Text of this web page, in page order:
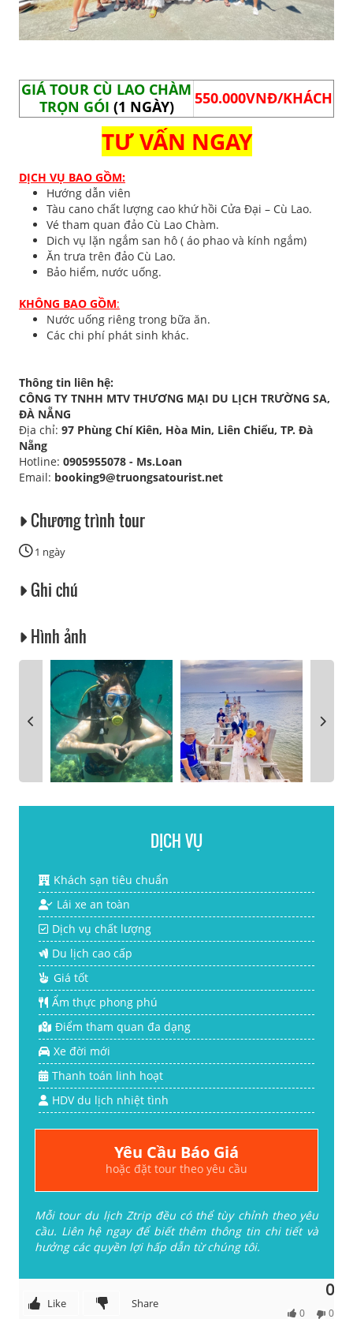
GIÁ TOUR CÙ LAO CHÀM
TRỌN GÓI (1 NGÀY) 550.000VNĐ/KHÁCH
TƯ VẤN NGAY
DỊCH VỤ BAO GỒM:
Hướng dẫn viên
Tàu cano chất lượng cao khứ hồi Cửa Đại – Cù Lao.
Vé tham quan đảo Cù Lao Chàm.
Dich vụ lặn ngắm san hô ( áo phao và kính ngắm)
Ăn trưa trên đảo Cù Lao.
Bảo hiểm, nước uống.
KHÔNG BAO GỒM:
Nước uống riêng trong bữa ăn.
Các chi phí phát sinh khác.
Thông tin liên hệ:
CÔNG TY TNHH MTV THƯƠNG MẠI DU LỊCH TRƯỜNG SA,
ĐÀ NẴNG
Địa chỉ: 97 Phùng Chí Kiên, Hòa Min, Liên Chiểu, TP. Đà
Nẵng
Hotline: 0905955078 - Ms.Loan
Email: booking9@truongsatourist.net
Chương trình tour
1 ngày
Ghi chú
Hình ảnh
DỊCH VỤ
Khách sạn tiêu chuẩn
Lái xe an toàn
Dịch vụ chất lượng
Du lịch cao cấp
Giá tốt
Ẩm thực phong phú
Điểm tham quan đa dạng
Xe đời mới
Thanh toán linh hoạt
HDV du lịch nhiệt tình
Yêu Cầu Báo Giá
hoặc đặt tour theo yêu cầu
Mỗi tour du lịch Ztrip đều có thể tùy chỉnh theo yêu
cầu. Liên hệ ngay để biết thêm thông tin chi tiết và
hưởng các quyền lợi hấp dẫn từ chúng tôi.
Like Share
0
0
0